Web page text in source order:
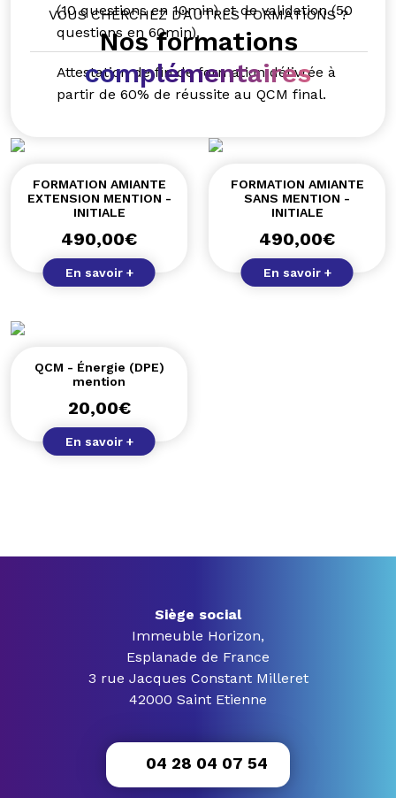
(10 questions en 10min) et de validation (50
questions en 60min).
Attestation de fin de formation délivrée à
partir de 60% de réussite au QCM final.
VOUS CHERCHEZ D’AUTRES FORMATIONS ?
Nos formations
complémentaires
FORMATION AMIANTE
EXTENSION MENTION -
INITIALE
490,00€
En savoir +
FORMATION AMIANTE
SANS MENTION -
INITIALE
490,00€
En savoir +
QCM - Énergie (DPE)
mention
20,00€
En savoir +
Siège social
Immeuble Horizon,
Esplanade de France
3 rue Jacques Constant Milleret
42000 Saint Etienne
04 28 04 07 54